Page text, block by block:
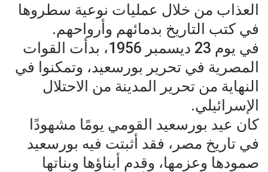
العذاب من خلال عمليات نوعية سطروها
في كتب التاريخ بدمائهم وأرواحهم.
في يوم 23 ديسمبر 1956، بدأت القوات
المصرية في تحرير بورسعيد، وتمكنوا في
النهاية من تحرير المدينة من الاحتلال
الإسرائيلي.
كان عيد بورسعيد القومي يومًا مشهودًا
في تاريخ مصر، فقد أثبتت فيه بورسعيد
صمودها وعزمها، وقدم أبناؤها وبناتها